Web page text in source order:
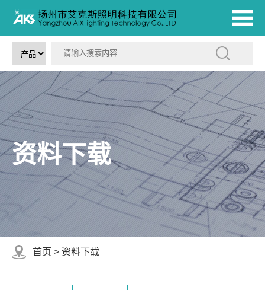
资料下载
首页 > 资料下载